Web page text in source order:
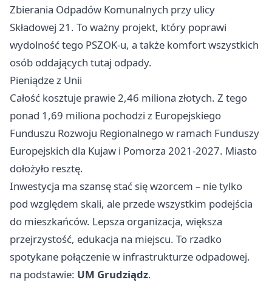
Zbierania Odpadów Komunalnych przy ulicy
Składowej 21. To ważny projekt, który poprawi
wydolność tego PSZOK-u, a także komfort wszystkich
osób oddających tutaj odpady.
Pieniądze z Unii
Całość kosztuje prawie 2,46 miliona złotych. Z tego
ponad 1,69 miliona pochodzi z Europejskiego
Funduszu Rozwoju Regionalnego w ramach Funduszy
Europejskich dla Kujaw i Pomorza 2021-2027. Miasto
dołożyło resztę.
Inwestycja ma szansę stać się wzorcem – nie tylko
pod względem skali, ale przede wszystkim podejścia
do mieszkańców. Lepsza organizacja, większa
przejrzystość, edukacja na miejscu. To rzadko
spotykane połączenie w infrastrukturze odpadowej.
na podstawie: UM Grudziądz.